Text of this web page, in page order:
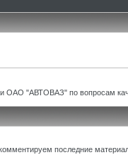
ОАО "АВТОВАЗ" по вопросам
последние